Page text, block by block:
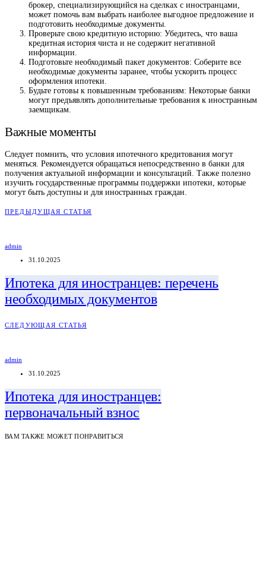
брокер, специализирующийся на сделках с иностранцами,
может помочь вам выбрать наиболее выгодное предложение и
подготовить необходимые документы.
Проверьте свою кредитную историю: Убедитесь, что ваша
кредитная история чиста и не содержит негативной
информации.
Подготовьте необходимый пакет документов: Соберите все
необходимые документы заранее, чтобы ускорить процесс
оформления ипотеки.
Будьте готовы к повышенным требованиям: Некоторые банки
могут предъявлять дополнительные требования к иностранным
заемщикам.
Важные моменты
Следует помнить, что условия ипотечного кредитования могут
меняться. Рекомендуется обращаться непосредственно в банки для
получения актуальной информации и консультаций. Также полезно
изучить государственные программы поддержки ипотеки, которые
могут быть доступны и для иностранных граждан.
ПРЕДЫДУЩАЯ СТАТЬЯ
admin
31.10.2025
Ипотека для иностранцев: перечень
необходимых документов
СЛЕДУЮЩАЯ СТАТЬЯ
admin
31.10.2025
Ипотека для иностранцев:
первоначальный взнос
ВАМ ТАКЖЕ МОЖЕТ ПОНРАВИТЬСЯ